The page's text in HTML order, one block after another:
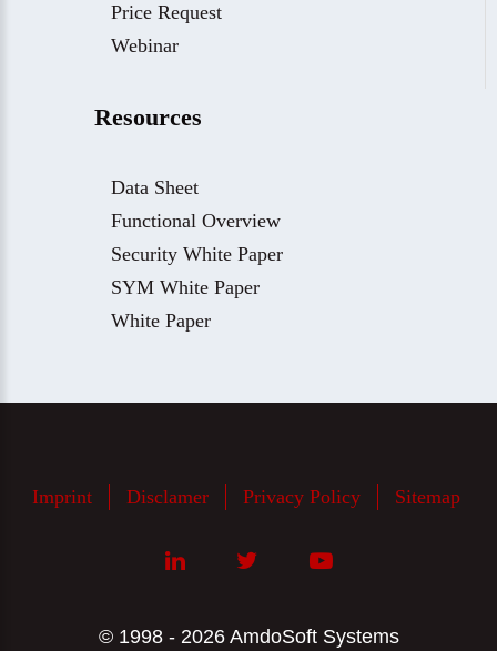
Price Request
Webinar
Resources
Data Sheet
Functional Overview
Security White Paper
SYM White Paper
White Paper
Imprint Disclamer Privacy Policy Sitemap
© 1998 - 2026 AmdoSoft Systems